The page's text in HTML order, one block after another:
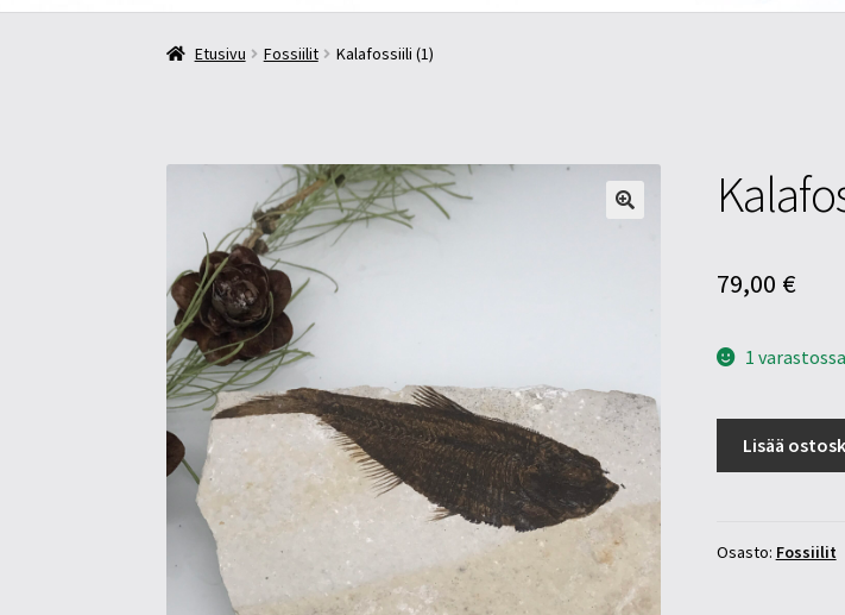
Etusivu Kassa Maksutavat ja Tärkeää tietää
Etusivu Fossiilit Kalafossiili (1)
79,00 €
1 varastossa
Lisää
Osasto: Fossiilit